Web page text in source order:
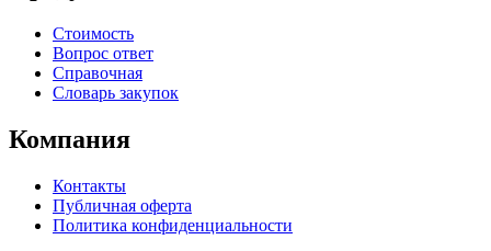
Стоимость
Вопрос ответ
Справочная
Словарь закупок
Компания
Контакты
Публичная оферта
Политика конфиденциальности